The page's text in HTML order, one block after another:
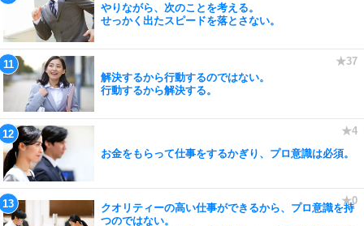
やりながら、次のことを考える。
せっかく出たスピードを落とさない。
解決するから行動するのではない。
行動するから解決する。
お金をもらって仕事をするかぎり、プロ意識は必須。
クオリティーの高い仕事ができるから、プロ意識を持
つのではない。